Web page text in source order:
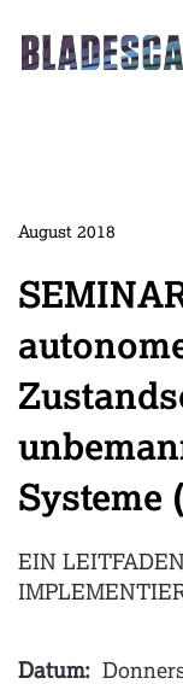
August 2018
Systeme
EIN
Datum: